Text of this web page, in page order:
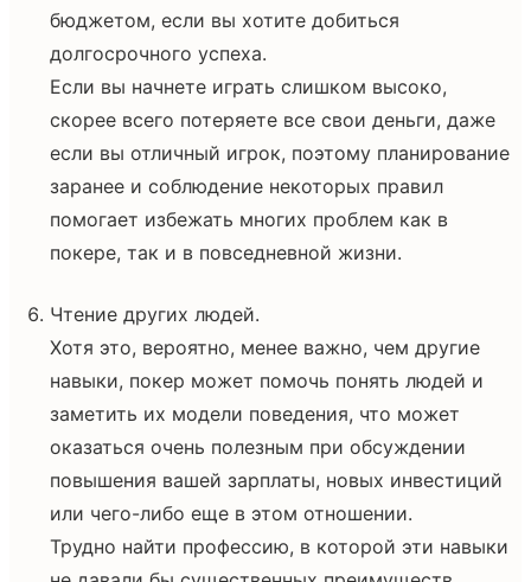
бюджетом, если вы хотите добиться
долгосрочного успеха.
Если вы начнете играть слишком высоко,
скорее всего потеряете все свои деньги, даже
если вы отличный игрок, поэтому планирование
заранее и соблюдение некоторых правил
помогает избежать многих проблем как в
покере, так и в повседневной жизни.
Чтение других людей.
Хотя это, вероятно, менее важно, чем другие
навыки, покер может помочь понять людей и
заметить их модели поведения, что может
оказаться очень полезным при обсуждении
повышения вашей зарплаты, новых инвестиций
или чего-либо еще в этом отношении.
Трудно найти профессию, в которой эти навыки